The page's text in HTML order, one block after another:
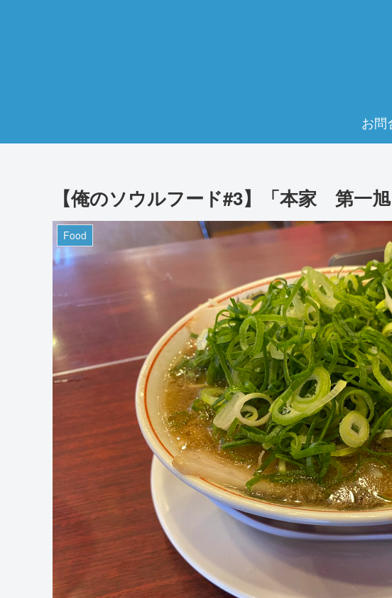
お
【俺のソウルフード#3】「本家 第一
Food